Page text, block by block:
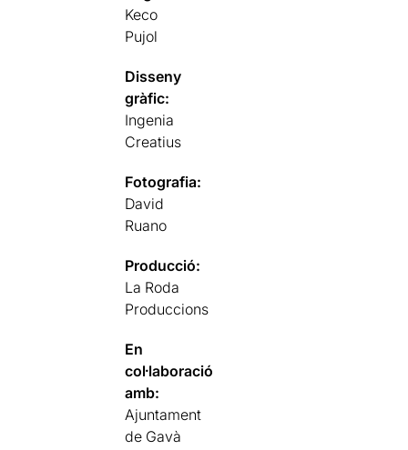
Keco
Pujol
Disseny
gràfic:
Ingenia
Creatius
Fotografia:
David
Ruano
Producció:
La Roda
Produccions
En
col·laboració
amb:
Ajuntament
de Gavà